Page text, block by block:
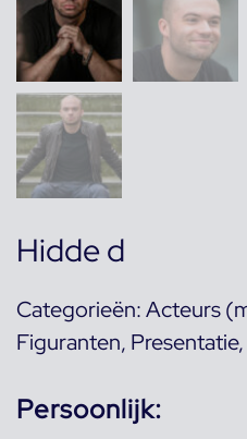
Hidde d
Categorieën:Acteurs
Figuranten, Presentatie,
Persoonlijk: